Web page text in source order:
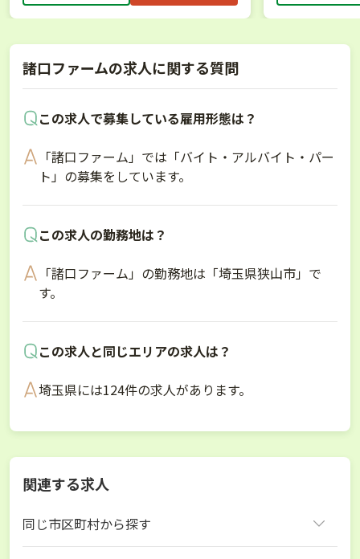
諸口ファームの求人に関する質問
この求人で募集している雇用形態は？
「諸口ファーム」では「バイト・アルバイト・パー
ト」の募集をしています。
この求人の勤務地は？
「諸口ファーム」の勤務地は「埼玉県狭山市」で
す。
この求人と同じエリアの求人は？
埼玉県には124件の求人があります。
関連する求人
同じ市区町村から探す